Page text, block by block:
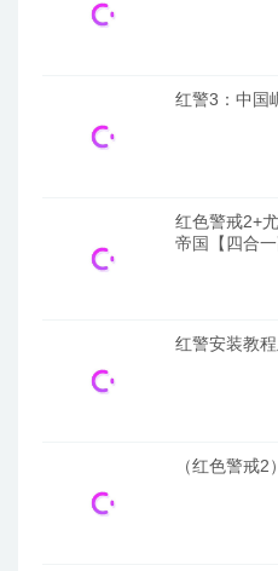
红警3：中国
红色警戒2+
帝国【四合一
红警安装教
（红色警戒